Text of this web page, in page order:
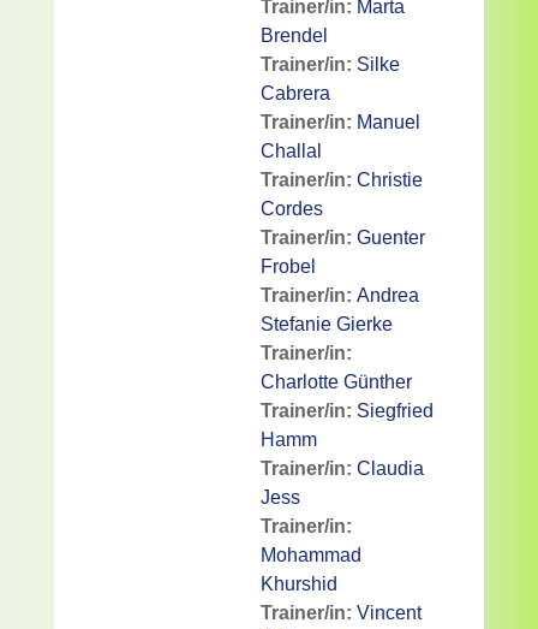
Trainer/in: Marta
Brendel
Trainer/in: Silke
Cabrera
Trainer/in: Manuel
Challal
Trainer/in: Christie
Cordes
Trainer/in: Guenter
Frobel
Trainer/in: Andrea
Stefanie Gierke
Trainer/in:
Charlotte Günther
Trainer/in: Siegfried
Hamm
Trainer/in: Claudia
Jess
Trainer/in:
Mohammad
Khurshid
Trainer/in: Vincent